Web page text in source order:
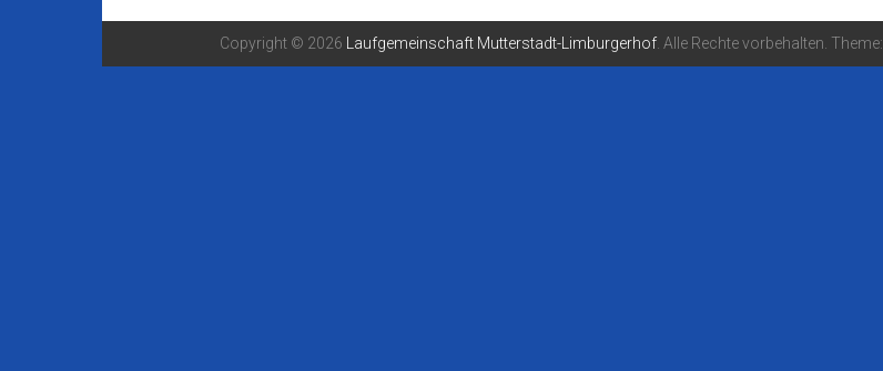
Copyright © 2026 Laufgemeinschaft Mutterstadt-Limburgerhof. Alle Rechte vorbehalten. Theme: